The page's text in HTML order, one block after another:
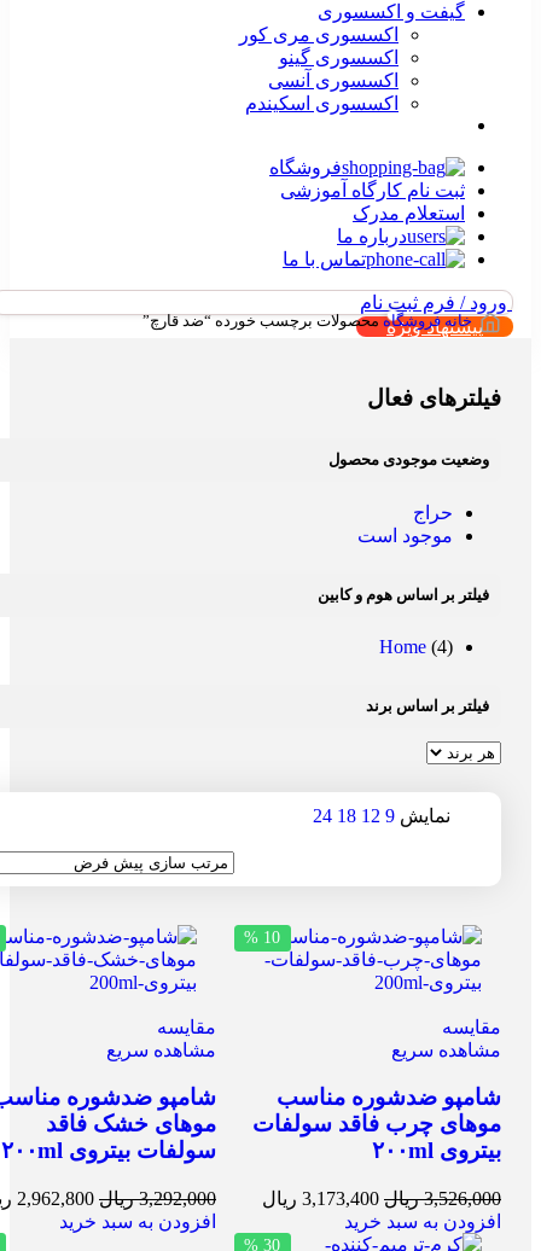
گیفت و اکسسوری
اکسسوری مری کور
اکسسوری گینو
اکسسوری آنسی
اکسسوری اسکیندم
فروشگاه
ثبت نام کارگاه آموزشی
استعلام مدرک
درباره ما
تماس با ما
ورود / فرم ثبت نام
پیشنهاد ویژه
خانهفروشگاهمحصولات برچسب خورده “ضد قارچ”
فیلترهای فعال
وضعیت موجودی محصول
حراج
موجود است
فیلتر بر اساس هوم و کابین
Home (4)
فیلتر بر اساس برند
نمایش 9
12
18
24
10 %
مقایسه
مشاهده سریع
شامپو ضدشوره مناسب
موهای چرب فاقد سولفات
بیتروی ۲۰۰ml
3,526,000 ریال 3,173,400 ریال
افزودن به سبد خرید
مقایسه
مشاهده سریع
شامپو ضدشوره
موهای خشک فاقد
سولفات بیتروی ۲۰۰ml
3,292,000 ریال 2,962,800
افزودن به سبد خرید
30 %